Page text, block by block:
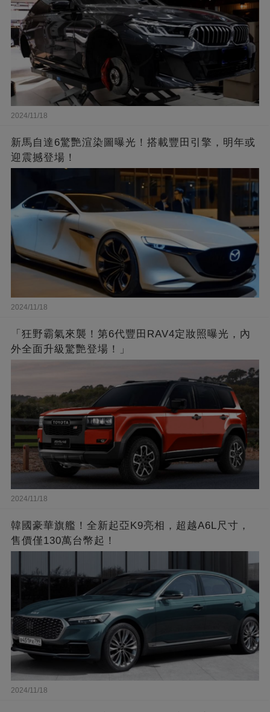
2024/11/18
新馬自達6驚艷渲染圖曝光！搭載豐田引擎，明年或
迎震撼登場！
2024/11/18
「狂野霸氣來襲！第6代豐田RAV4定妝照曝光，內
外全面升級驚艷登場！」
2024/11/18
韓國豪華旗艦！全新起亞K9亮相，超越A6L尺寸，
售價僅130萬台幣起！
2024/11/18